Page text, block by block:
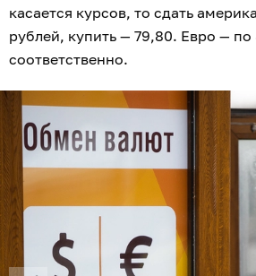
касается курсов, то сдать
рублей, купить — 79,80. Евро —
соответственно.